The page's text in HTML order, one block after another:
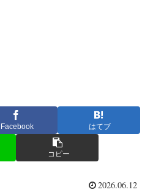
Facebook はてブ
コピー
2026.06.12